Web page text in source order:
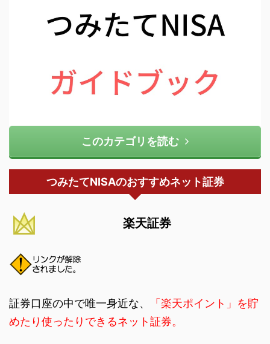
このカテゴリを読む
つみたてNISAのおすすめネット証券
楽天証券
証券口座の中で唯一身近な、
「楽天ポイント」を貯
めたり使ったりできるネット証券。